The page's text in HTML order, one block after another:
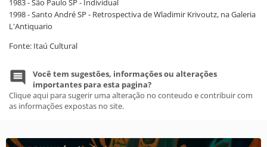
1983 - São Paulo SP - Individual
1998 - Santo André SP - Retrospectiva de Wladimir Krivoutz, na Galeria
L'Antiquario
Fonte: Itaú Cultural
Você tem sugestões, informações ou alterações
importantes para esta pagina?
Clique aqui para sugerir uma alteração no conteudo e contribuir com
as informações expostas no site.